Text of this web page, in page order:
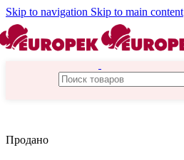
Skip to navigation Skip to main content
Продано